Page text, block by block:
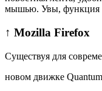
мышью. Увы, функция
↑ Mozilla Firefox
Существуя для
новом движке Quantum